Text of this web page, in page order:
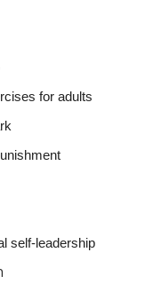
for adults
self-leadership